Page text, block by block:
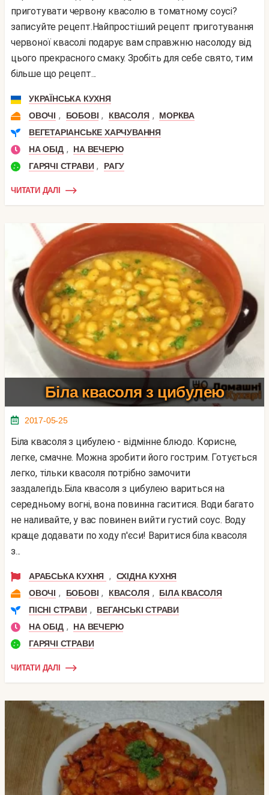
приготувати червону квасолю в томатному соусі?
записуйте рецепт.Найпростіший рецепт приготування
червоної квасолі подарує вам справжню насолоду від
цього прекрасного смаку. Зробіть для себе свято, тим
більше що рецепт...
УКРАЇНСЬКА КУХНЯ
ОВОЧІ , БОБОВІ , КВАСОЛЯ ,
МОРКВА
ВЕГЕТАРІАНСЬКЕ ХАРЧУВАННЯ
НА ОБІД ,
НА ВЕЧЕРЮ
ГАРЯЧІ СТРАВИ , РАГУ
ЧИТАТИ ДАЛІ
Біла квасоля з цибулею
2017-05-25
Біла квасоля з цибулею - відмінне блюдо. Корисне,
легке, смачне. Можна зробити його гострим. Готується
легко, тільки квасоля потрібно замочити
заздалегідь.Біла квасоля з цибулею вариться на
середньому вогні, вона повинна гаситися. Води багато
не наливайте, у вас повинен вийти густий соус. Воду
краще додавати по ходу п'єси! Варитися біла квасоля
з...
АРАБСЬКА КУХНЯ ,
СХІДНА КУХНЯ
ОВОЧІ , БОБОВІ , КВАСОЛЯ ,
БІЛА КВАСОЛЯ
ПІСНІ СТРАВИ ,
ВЕГАНСЬКІ СТРАВИ
НА ОБІД ,
НА ВЕЧЕРЮ
ГАРЯЧІ СТРАВИ
ЧИТАТИ ДАЛІ